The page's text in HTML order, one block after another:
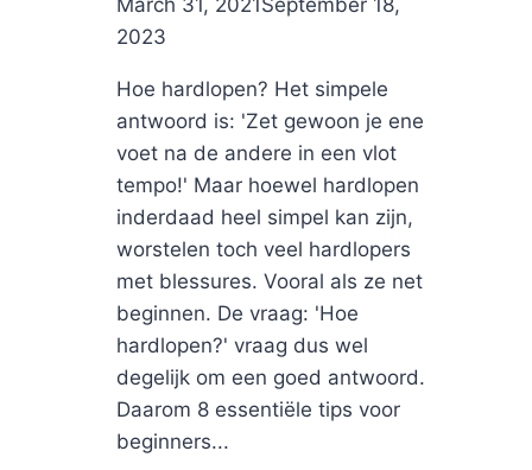
2023
Hoe hardlopen? Het simpele
antwoord is: 'Zet gewoon je ene
voet na de andere in een vlot
tempo!' Maar hoewel hardlopen
inderdaad heel simpel kan zijn,
worstelen toch veel hardlopers
met blessures. Vooral als ze net
beginnen. De vraag: 'Hoe
hardlopen?' vraag dus wel
degelijk om een goed antwoord.
Daarom 8 essentiële tips voor
beginners...